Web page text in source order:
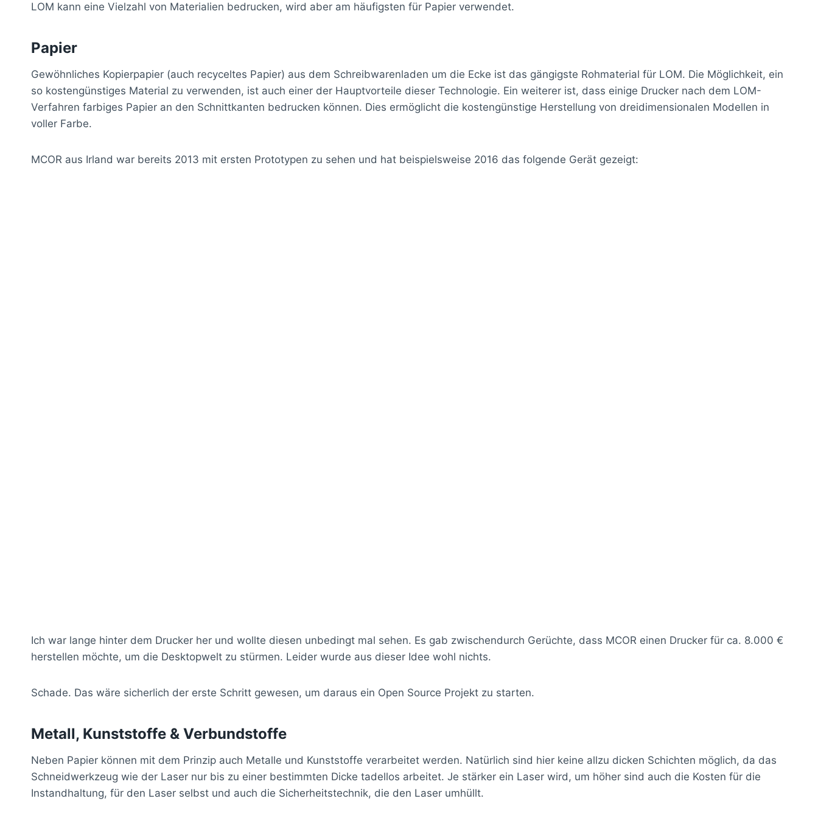
LOM kann eine Vielzahl von Materialien bedrucken, wird aber am häufigsten für Papier verwendet.
Papier
Gewöhnliches Kopierpapier (auch recyceltes Papier) aus dem Schreibwarenladen um die Ecke ist das gängigste Rohmaterial für LOM. Die Möglichkeit, ein
so kostengünstiges Material zu verwenden, ist auch einer der Hauptvorteile dieser Technologie. Ein weiterer ist, dass einige Drucker nach dem LOM-
Verfahren farbiges Papier an den Schnittkanten bedrucken können. Dies ermöglicht die kostengünstige Herstellung von dreidimensionalen Modellen in
voller Farbe.
MCOR aus Irland war bereits 2013 mit ersten Prototypen zu sehen und hat beispielsweise 2016 das folgende Gerät gezeigt:
Ich war lange hinter dem Drucker her und wollte diesen unbedingt mal sehen. Es gab zwischendurch Gerüchte, dass MCOR einen Drucker für ca. 8.000 €
herstellen möchte, um die Desktopwelt zu stürmen. Leider wurde aus dieser Idee wohl nichts.
Schade. Das wäre sicherlich der erste Schritt gewesen, um daraus ein Open Source Projekt zu starten.
Metall, Kunststoffe & Verbundstoffe
Neben Papier können mit dem Prinzip auch Metalle und Kunststoffe verarbeitet werden. Natürlich sind hier keine allzu dicken Schichten möglich, da das
Schneidwerkzeug wie der Laser nur bis zu einer bestimmten Dicke tadellos arbeitet. Je stärker ein Laser wird, um höher sind auch die Kosten für die
Instandhaltung, für den Laser selbst und auch die Sicherheitstechnik, die den Laser umhüllt.